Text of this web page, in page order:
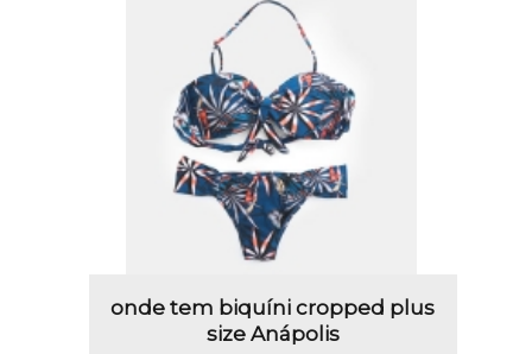
onde tem biquíni cropped plus
size Anápolis